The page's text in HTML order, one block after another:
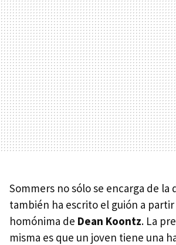
Sommers no sólo se encarga de la
también ha escrito el guión a
homónima de Dean Koontz. La
misma es que un joven tiene una